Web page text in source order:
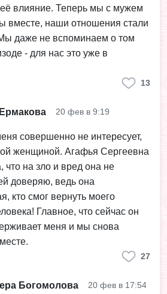
влияние. Теперь мы с мужем
вместе, наши отношения стали
даже не вспоминаем о том
- для нас это уже в
13
20 фев в 9:19
совершенно не интересует,
женщиной. Агафья Сергеевна
что на зло и вред она не
доверяю, ведь она
кто смог вернуть моего
Главное, что сейчас он
меня и мы снова
27
Богомолова 20 фев в 17:54